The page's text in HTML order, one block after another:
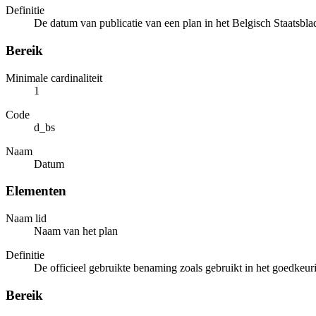
Definitie
De datum van publicatie van een plan in het Belgisch
Bereik
Minimale cardinaliteit
1
Code
d_bs
Naam
Datum
Elementen
Naam lid
Naam van het plan
Definitie
De officieel gebruikte benaming zoals gebruikt in het
Bereik